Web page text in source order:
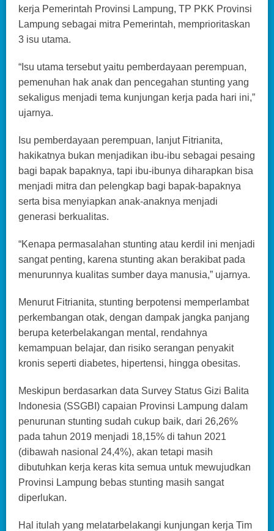
kerja Pemerintah Provinsi Lampung, TP PKK Provinsi
Lampung sebagai mitra Pemerintah, memprioritaskan
3 isu utama.
“Isu utama tersebut yaitu pemberdayaan perempuan,
pemenuhan hak anak dan pencegahan stunting yang
sekaligus menjadi tema kunjungan kerja pada hari ini,”
ujarnya.
Isu pemberdayaan perempuan, lanjut Fitrianita,
hakikatnya bukan menjadikan ibu-ibu sebagai pesaing
bagi bapak bapaknya, tapi ibu-ibunya diharapkan bisa
menjadi mitra dan pelengkap bagi bapak-bapaknya
serta bisa menyiapkan anak-anaknya menjadi
generasi berkualitas.
“Kenapa permasalahan stunting atau kerdil ini menjadi
sangat penting, karena stunting akan berakibat pada
menurunnya kualitas sumber daya manusia,” ujarnya.
Menurut Fitrianita, stunting berpotensi memperlambat
perkembangan otak, dengan dampak jangka panjang
berupa keterbelakangan mental, rendahnya
kemampuan belajar, dan risiko serangan penyakit
kronis seperti diabetes, hipertensi, hingga obesitas.
Meskipun berdasarkan data Survey Status Gizi Balita
Indonesia (SSGBI) capaian Provinsi Lampung dalam
penurunan stunting sudah cukup baik, dari 26,26%
pada tahun 2019 menjadi 18,15% di tahun 2021
(dibawah nasional 24,4%), akan tetapi masih
dibutuhkan kerja keras kita semua untuk mewujudkan
Provinsi Lampung bebas stunting masih sangat
diperlukan.
Hal itulah yang melatarbelakangi kunjungan kerja Tim